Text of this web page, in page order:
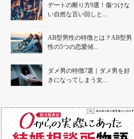
デートの断り方9選！傷つけな
い自然な言い回しと...
AB型男性の特徴とは？AB型男
性の5つの恋愛傾...
ダメ男の特徴7選｜ダメ男を好
きになってしまう女...